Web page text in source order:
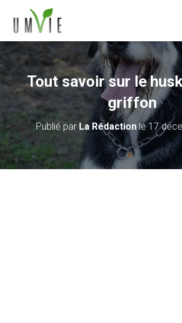
Tout savoir sur le
griffon
Publié parLa Rédactionle17